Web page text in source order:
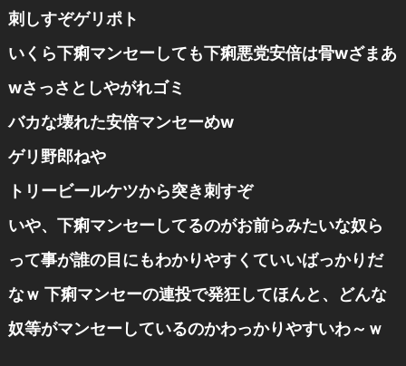
刺しすぞゲリポト
いくら下痢マンセーしても下痢悪党安倍は骨wざまあ
wさっさとしやがれゴミ
バカな壊れた安倍マンセーめw
ゲリ野郎ねや
トリービールケツから突き刺すぞ
いや、下痢マンセーしてるのがお前らみたいな奴ら
って事が誰の目にもわかりやすくていいばっかりだ
なｗ 下痢マンセーの連投で発狂してほんと、どんな
奴等がマンセーしているのかわっかりやすいわ～ｗ